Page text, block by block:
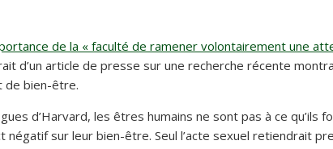
de la « faculté de ramener volontairement une
d’un article de presse sur une recherche récente
de bien-être.
d’Harvard, les êtres humains ne sont pas à ce qu’ils
négatif sur leur bien-être. Seul l’acte sexuel retiendrait